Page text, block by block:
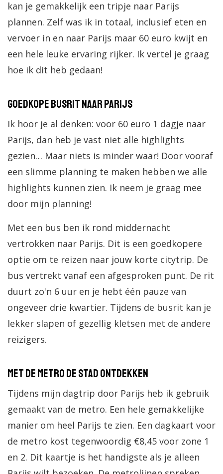
kan je gemakkelijk een tripje naar Parijs
plannen. Zelf was ik in totaal, inclusief eten en
vervoer in en naar Parijs maar 60 euro kwijt en
een hele leuke ervaring rijker. Ik vertel je graag
hoe ik dit heb gedaan!
Goedkope busrit naar Parijs
Ik hoor je al denken: voor 60 euro 1 dagje naar
Parijs, dan heb je vast niet alle highlights
gezien… Maar niets is minder waar! Door vooraf
een slimme planning te maken hebben we alle
highlights kunnen zien. Ik neem je graag mee
door mijn planning!
Met een bus ben ik rond middernacht
vertrokken naar Parijs. Dit is een goedkopere
optie om te reizen naar jouw korte citytrip. De
bus vertrekt vanaf een afgesproken punt. De rit
duurt zo'n 6 uur en je hebt één pauze van
ongeveer drie kwartier. Tijdens de busrit kan je
lekker slapen of gezellig kletsen met de andere
reizigers.
Met de metro de stad ontdekken
Tijdens mijn dagtrip door Parijs heb ik gebruik
gemaakt van de metro. Een hele gemakkelijke
manier om heel Parijs te zien. Een dagkaart voor
de metro kost tegenwoordig €8,45 voor zone 1
en 2. Dit kaartje is het handigste als je alleen